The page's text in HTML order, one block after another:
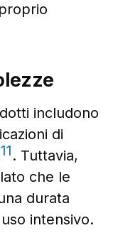
includono
di
11. Tuttavia,
che le
durata
intensivo.